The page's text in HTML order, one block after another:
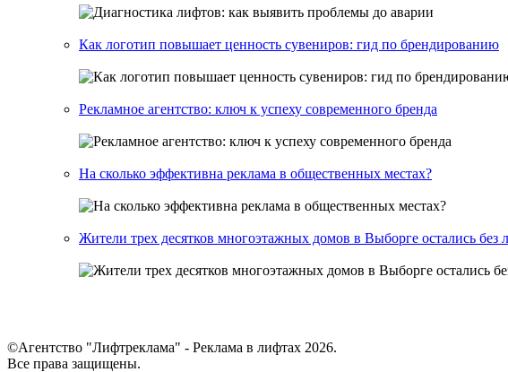
Как логотип повышает ценность сувениров: гид по брендированию
Рекламное агентство: ключ к успеху современного бренда
На сколько эффективна реклама в общественных местах?
Жители трех десятков многоэтажных домов в Выборге остались без
©Агентство "Лифтреклама" - Реклама в лифтах 2026.
Все права защищены.